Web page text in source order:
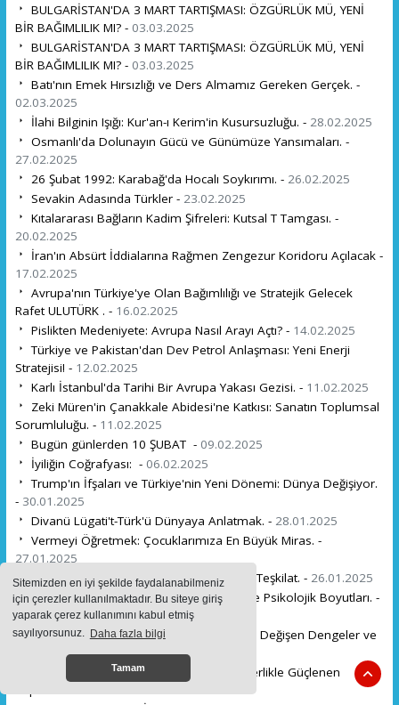
Sitemizden en iyi şekilde faydalanabilmeniz
için çerezler kullanılmaktadır. Bu siteye giriş
yaparak çerez kullanımını kabul etmiş
sayılıyorsunuz. Daha fazla bilgi
Tamam
BULGARİSTAN'DA 3 MART TARTIŞMASI: ÖZGÜRLÜK MÜ, YENİ
BİR BAĞIMLILIK MI? - 03.03.2025
BULGARİSTAN'DA 3 MART TARTIŞMASI: ÖZGÜRLÜK MÜ, YENİ
BİR BAĞIMLILIK MI? - 03.03.2025
Batı'nın Emek Hırsızlığı ve Ders Almamız Gereken Gerçek. -
02.03.2025
İlahi Bilginin Işığı: Kur'an-ı Kerim'in Kusursuzluğu. - 28.02.2025
Osmanlı'da Dolunayın Gücü ve Günümüze Yansımaları. -
27.02.2025
26 Şubat 1992: Karabağ'da Hocalı Soykırımı. - 26.02.2025
Sevakin Adasında Türkler - 23.02.2025
Kıtalararası Bağların Kadim Şifreleri: Kutsal T Tamgası. -
20.02.2025
İran'ın Absürt İddialarına Rağmen Zengezur Koridoru Açılacak -
17.02.2025
Avrupa'nın Türkiye'ye Olan Bağımlılığı ve Stratejik Gelecek
Rafet ULUTÜRK . - 16.02.2025
Pislikten Medeniyete: Avrupa Nasıl Arayı Açtı? - 14.02.2025
Türkiye ve Pakistan'dan Dev Petrol Anlaşması: Yeni Enerji
Stratejisi! - 12.02.2025
Karlı İstanbul'da Tarihi Bir Avrupa Yakası Gezisi. - 11.02.2025
Zeki Müren'in Çanakkale Abidesi'ne Katkısı: Sanatın Toplumsal
Sorumluluğu. - 11.02.2025
Bugün günlerden 10 ŞUBAT - 09.02.2025
İyiliğin Coğrafyası: - 06.02.2025
Trump'ın İfşaları ve Türkiye'nin Yeni Dönemi: Dünya Değişiyor.
- 30.01.2025
Divanü Lügati't-Türk'ü Dünyaya Anlatmak. - 28.01.2025
Vermeyi Öğretmek: Çocuklarımıza En Büyük Miras. -
27.01.2025
Türk Gençlerine İlham Veren Bir Hikâye: Teşkilat. - 26.01.2025
Yücelciler Teşkilatı: Bir Direnişin Sosyal ve Psikolojik Boyutları. -
24.01.2025
İsrail-Hamas Çatışmasında Yeni Dönem: Değişen Dengeler ve
Büyük Kayıplar. -22.01.2025
Bu Memleket Hepimizin: Birlik ve Beraberlikle Güçlenen